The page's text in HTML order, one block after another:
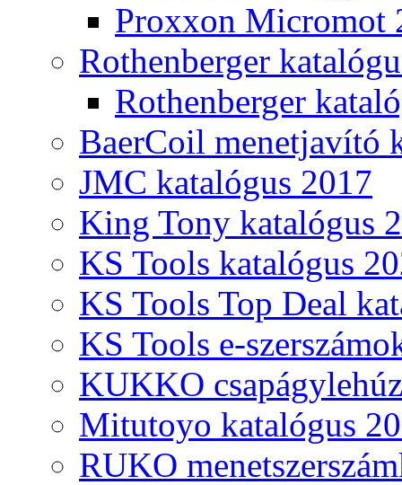
Proxxon Micromot
Rothenberger
Rothenberger
BaerCoil menetjavító
JMC katalógus 2017
King Tony katalógus
KS Tools katalógus
KS Tools Top Deal
KS Tools e-
KUKKO
Mitutoyo katalógus
RUKO